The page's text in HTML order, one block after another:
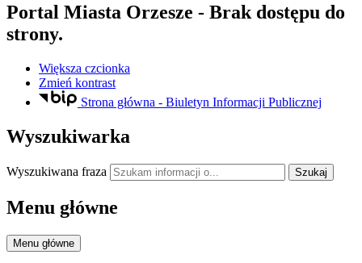
Portal Miasta Orzesze - Brak dostępu do
strony.
Większa czcionka
Zmień kontrast
Strona główna - Biuletyn Informacji Publicznej
Wyszukiwarka
Wyszukiwana fraza Szukaj
Menu główne
Menu główne